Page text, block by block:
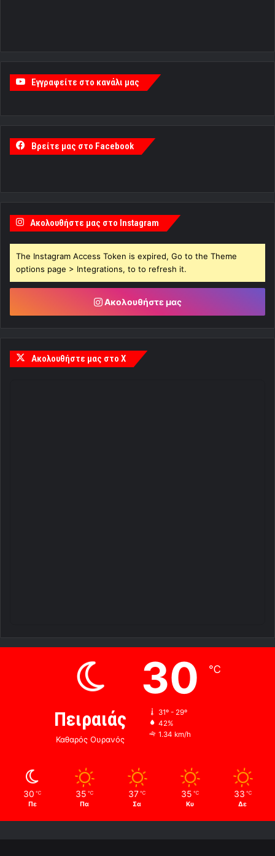
Εγγραφείτε στο κανάλι μας
Βρείτε μας στο Facebook
Ακολουθήστε μας στο Instagram
The Instagram Access Token is expired, Go to the Theme
options page > Integrations, to to refresh it.
Ακολουθήστε μας
Ακολουθήστε μας στο X
Πειραιάς
Καθαρός Ουρανός
30 ℃
31º - 29º
42%
1.34 km/h
30 ℃
Πε
35 ℃
Πα
37 ℃
Σα
35 ℃
Κυ
33 ℃
Δε